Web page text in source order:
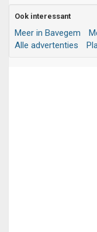
Ook interessant
Meer in Bavegem
Alle advertenties